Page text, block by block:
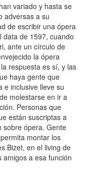
variado y hasta se
adversas a su
de escribir una ópera
data de 1597, cuando
ante un círculo de
la ópera
respuesta es sí, y las
haya gente que
e inclusive lleve su
molestarse en ir a
Personas que
están suscriptas a
sobre ópera. Gente
montar los
Bizet, en el living de
a esa función